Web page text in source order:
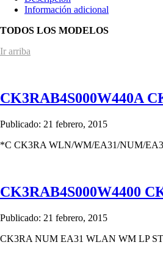
Información adicional
TODOS LOS MODELOS
Ir arriba
CK3RAB4S000W440A
Publicado: 21 febrero, 2015
*C CK3RA WLN/WM/EA31/NUM/
CK3RAB4S000W4400
Publicado: 21 febrero, 2015
CK3RA NUM EA31 WLAN WM LP